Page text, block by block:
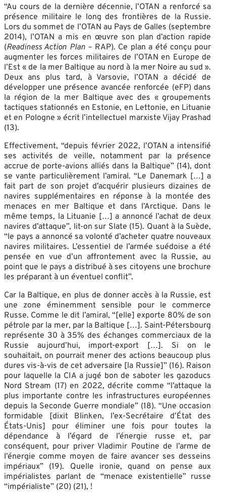
“Au cours de la dernière décennie, l’OTAN a renforcé sa
présence militaire le long des frontières de la Russie.
Lors du sommet de l’OTAN au Pays de Galles (septembre
2014), l’OTAN a mis en œuvre son plan d’action rapide
(Readiness Action Plan – RAP). Ce plan a été conçu pour
augmenter les forces militaires de l’OTAN en Europe de
l’Est « de la mer Baltique au nord à la mer Noire au sud ».
Deux ans plus tard, à Varsovie, l’OTAN a décidé de
développer une présence avancée renforcée (eFP) dans
la région de la mer Baltique avec des « groupements
tactiques stationnés en Estonie, en Lettonie, en Lituanie
et en Pologne » écrit l’intellectuel marxiste Vijay Prashad
(13).
Effectivement, “depuis février 2022, l’OTAN a intensifié
ses activités de veille, notamment par la présence
accrue de porte-avions alliés dans la Baltique” (14), dont
se vante particulièrement l’amiral. “Le Danemark […] a
fait part de son projet d’acquérir plusieurs dizaines de
navires supplémentaires en réponse à la montée des
menaces en mer Baltique et dans l’Arctique. Dans le
même temps, la Lituanie […] a annoncé l’achat de deux
navires d’attaque”, lit-on sur Slate (15). Quant à la Suède,
“le pays a annoncé sa volonté d’acheter quatre nouveaux
navires militaires. L’essentiel de l’armée suédoise a été
pensée en vue d’un affrontement avec la Russie, au
point que le pays a distribué à ses citoyens une brochure
les préparant à un éventuel conflit”.
Car la Baltique, en plus de donner accès à la Russie, est
une zone éminemment sensible pour le commerce
Russe. Comme le dit l’amiral, “[elle] exporte 80% de son
pétrole par la mer, par la Baltique […]. Saint-Pétersbourg
représente 30 à 35% des échanges commerciaux de la
Russie aujourd’hui, import-export […]. Si on le
souhaitait, on pourrait mener des actions beaucoup plus
dures vis-à-vis de cet adversaire [la Russie]” (16). Raison
pour laquelle la CIA a jugé bon de saboter les gazoducs
Nord Stream (17) en 2022, décrite comme “l’attaque la
plus importante contre les infrastructures européennes
depuis la Seconde Guerre mondiale” (18). “Une occasion
formidable [dixit Blinken, l’ex-Secrétaire d’État des
États-Unis] pour éliminer une fois pour toutes la
dépendance à l’égard de l’énergie russe et, par
conséquent, pour priver Vladimir Poutine de l’arme de
l’énergie comme moyen de faire avancer ses desseins
impériaux” (19). Quelle ironie, quand on pense aux
impérialistes parlant de “menace existentielle” russe
“impérialiste” (20) (21), !